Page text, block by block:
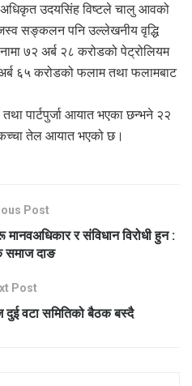
अधिकृत उदयसिंह विष्टले चालु आवको
सङ्कलन पनि उल्लेखनीय वृद्धि
७२ अर्ब २८ करोडको पेट्रोलियम
६५ करोडको फलाम तथा फलामबाट
पार्टपुर्जा आयात भएका छन्भने २२
तेल आयात भएको छ।
Post
र संविधान विरोधी हुन :
समाज दाङ
Post
वटा समितिको बैठक बस्दै